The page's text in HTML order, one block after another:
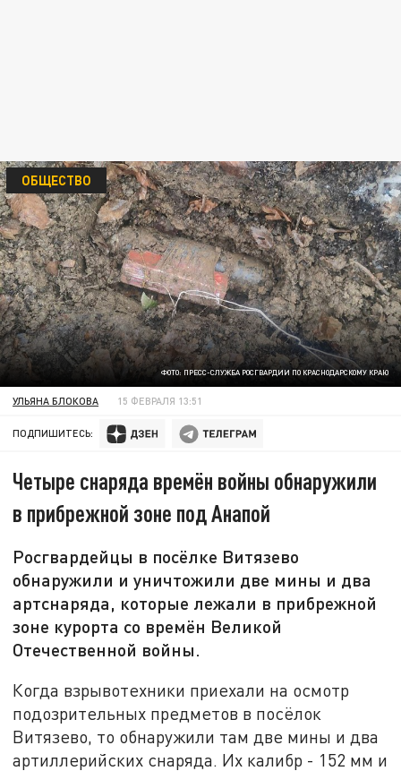
ФОТО: ПРЕСС-СЛУЖБА РОСГВАРДИИ ПО КРАСНОДАРСКОМУ КРАЮ
ОБЩЕСТВО
УЛЬЯНА БЛОКОВА 15 ФЕВРАЛЯ 13:51
ПОДПИШИТЕСЬ:
Четыре снаряда времён войны обнаружили
в прибрежной зоне под Анапой
Росгвардейцы в посёлке Витязево
обнаружили и уничтожили две мины и два
артснаряда, которые лежали в прибрежной
зоне курорта со времён Великой
Отечественной войны.
Когда взрывотехники приехали на осмотр
подозрительных предметов в посёлок
Витязево, то обнаружили там две мины и два
артиллерийских снаряда. Их калибр - 152 мм и